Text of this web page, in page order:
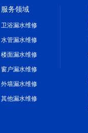
服务领域
卫浴漏水维修
水管漏水维修
楼面漏水维修
窗户漏水维修
外墙漏水维修
其他漏水维修